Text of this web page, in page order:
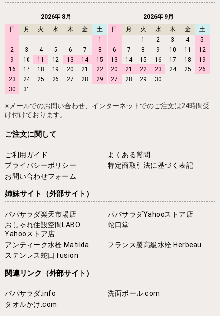
2026年 8月
日
月 火 水 木 金
土
1
2
3 4 5 6 7
8
9
10 11 12 13 14
15
16
17 18 19 20 21
22
23
24 25 26 27 28
29
30
31
2026年 9月
日
月 火 水 木 金
土
1
2 3 4
5
6
7 8 9 10 11
12
13
14 15 16 17 18
19
20
21 22 23 24 25
26
27
28 29 30
※メールでのお問い合わせ、インターネットでのご注文は24時間受
け付けております。
ご注文に関して
ご利用ガイド
よくある質問
プライバシーポリシー
特定商取引法に基づく表記
お問い合わせフォーム
姉妹サイト （外部サイト）
パパサラダ楽天市場店
パパサラダYahooストア店
おしゃれ住設空間LABO
Yahooストア店
蛇口堂
アンティーク水栓 Matilda
フランス製高級水栓 Herbeau
ステンレス蛇口 fusion
関連リンク （外部サイト）
パパサラダ.info
洗面ボール.com
タオルかけ.com